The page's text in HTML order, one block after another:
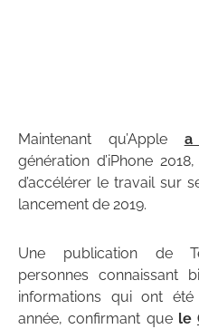
Maintenant qu’Apple a
génération d’iPhone
d’accélérer le travail sur
lancement de 2019.
Une publication de
personnes connaissant
informations qui ont
année, confirmant que le